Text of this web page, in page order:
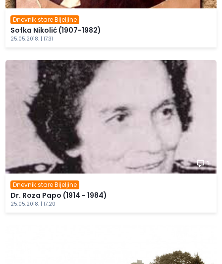
Dnevnik stare Bijeljine
Sofka Nikolić (1907-1982)
25.05.2018. | 17:31
1
Dnevnik stare Bijeljine
Dr. Roza Papo (1914 - 1984)
25.05.2018. | 17:20